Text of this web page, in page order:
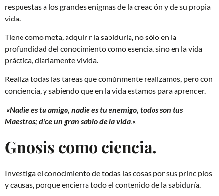
respuestas a los grandes enigmas de la creación y de su propia
vida.
Tiene como meta, adquirir la sabiduría, no sólo en la
profundidad del conocimiento como esencia, sino en la vida
práctica, diariamente vivida.
Realiza todas las tareas que comúnmente realizamos, pero con
conciencia, y sabiendo que en la vida estamos para aprender.
«Nadie es tu amigo, nadie es tu enemigo, todos son tus
Maestros; dice un gran sabio de la vida.«
Gnosis como ciencia.
Investiga el conocimiento de todas las cosas por sus principios
y causas, porque encierra todo el contenido de la sabiduría.